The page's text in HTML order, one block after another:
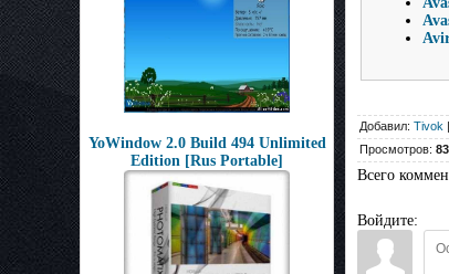
YoWindow 2.0 Build 494 Unlimited
Edition [Rus Portable]
Добавил: Tivok
Просмотров:
Всего
Войдите: